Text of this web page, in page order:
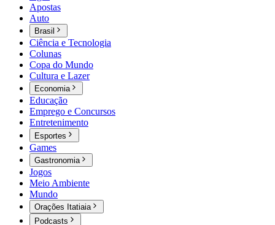
Apostas
Auto
Brasil
Ciência e Tecnologia
Colunas
Copa do Mundo
Cultura e Lazer
Economia
Educação
Emprego e Concursos
Entretenimento
Esportes
Games
Gastronomia
Jogos
Meio Ambiente
Mundo
Orações Itatiaia
Podcasts